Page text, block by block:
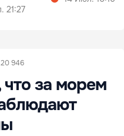
21:27
20 946
что за морем